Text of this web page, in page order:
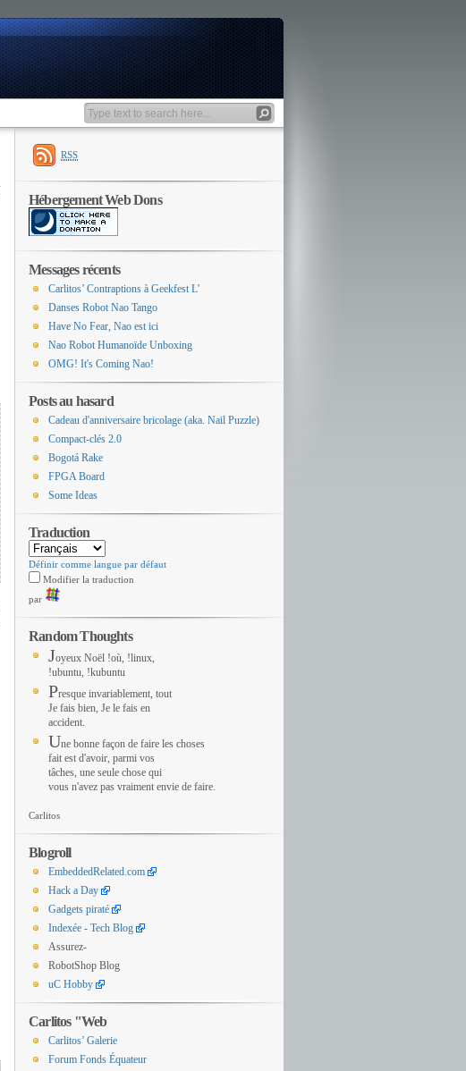
RSS
Hébergement Web Dons
Messages récents
Carlitos’ Contraptions à Geekfest L'
Danses Robot Nao Tango
Have No Fear, Nao est ici
Nao Robot Humanoïde Unboxing
OMG! It's Coming Nao!
Posts au hasard
Cadeau d'anniversaire bricolage (aka. Nail Puzzle)
Compact-clés 2.0
Bogotá Rake
FPGA Board
Some Ideas
Traduction
Définir comme langue par défaut
Modifier la traduction
par
Random Thoughts
Joyeux Noël !où, !linux,
!ubuntu, !kubuntu
Presque invariablement, tout
Je fais bien, Je le fais en
accident.
Une bonne façon de faire les choses
fait est d'avoir, parmi vos
tâches, une seule chose qui
vous n'avez pas vraiment envie de faire.
Carlitos
Blogroll
EmbeddedRelated.com
Hack a Day
Gadgets piraté
Indexée - Tech Blog
Assurez-
RobotShop Blog
uC Hobby
Carlitos "Web
Carlitos’ Galerie
Forum Fonds Équateur